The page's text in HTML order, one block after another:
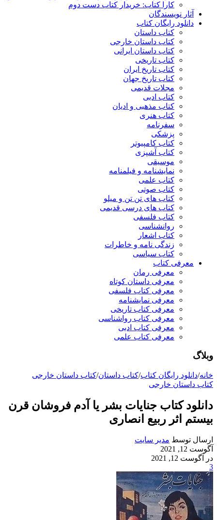
کارا کتاب: خریدار کتاب دست دوم
آثار نویسندگان
دانلود رایگان کتاب
کتاب داستان
کتاب داستان خارجی
کتاب داستان ایرانی
کتاب تاریخی
کتاب تاریخ ایران
کتاب تاریخ جهان
مجلات قدیمی
کتاب ادبی
کتاب مذهبی و ادیان
کتاب هنری
سفرنامه
پزشکی
کتاب کامپیوتر
کتاب آشپزی
موسیقی
نمایشنامه و فیلمنامه
کتاب علمی
کتاب صوتی
کتاب های تن تن و میلو
کتاب های درسی قدیمی
کتاب فلسفی
روانشناسی
کتاب اشعار
زندگی نامه و خاطرات
کتاب سیاسی
معرفی کتاب
معرفی رمان
معرفی داستان کوتاه
معرفی کتاب فلسفی
معرفی نمایشنامه
معرفی کتاب تاریخی
معرفی کتاب رواشناسی
معرفی کتاب ادبی
معرفی کتاب علمی
وبلاگ
خانه/دانلود رایگان کتاب/کتاب داستان/کتاب داستان خارجی
کتاب داستان خارجی
دانلود کتاب جنایات بشر یا آدم فروشان قرن
بیستم اثر ربیع انصاری
ارسال توسط مدیر سایت
آگوست 12, 2021
در آگوست 12, 2021
3